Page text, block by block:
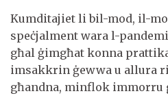
Kumditajiet li bil-mod, il-
speċjalment wara l-
għal ġimgħat konna
imsakkrin ġewwa u allura
għandna, minflok immorru